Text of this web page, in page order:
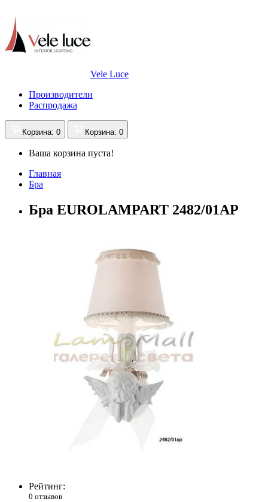
Vele Luce
Производители
Распродажа
Корзина: 0 Корзина: 0
Ваша корзина пуста!
Главная
Бра
Бра EUROLAMPART 2482/01AP
Рейтинг:
0 отзывов